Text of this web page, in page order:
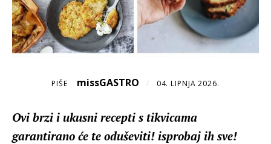
PIŠE missGASTRO / 04. LIPNJA 2026.
Ovi brzi i ukusni recepti s tikvicama
garantirano će te oduševiti! isprobaj ih sve!